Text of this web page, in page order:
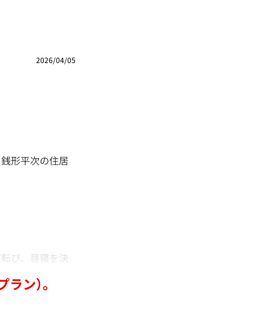
2026/04/05
形平次の住居
び、昼寝を決
ン）。